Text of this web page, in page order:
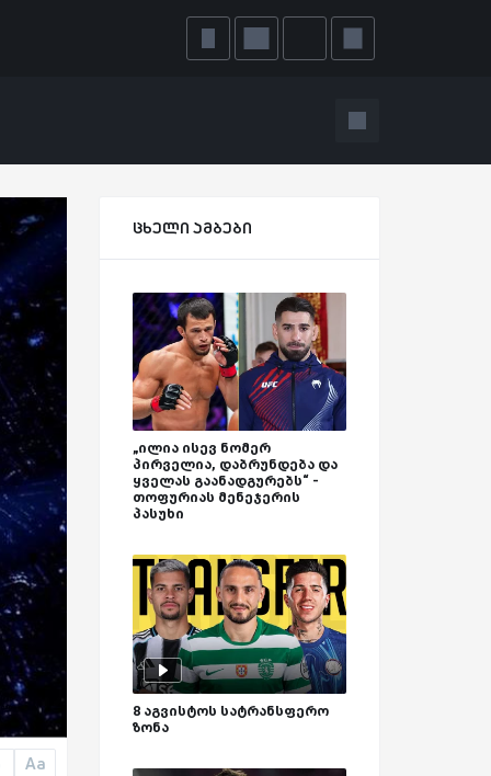
Aa
ცხელი ამბები
„ილია ისევ ნომერ
პირველია, დაბრუნდება და
ყველას გაანადგურებს“ -
თოფურიას მენეჯერის
პასუხი
8 აგვისტოს სატრანსფერო
ზონა